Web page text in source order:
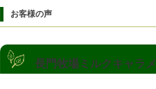
お客様の声
長門牧場ミルクキャラ